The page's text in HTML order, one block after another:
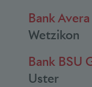
Bank
Wetzikon
Bank BSU
Uster